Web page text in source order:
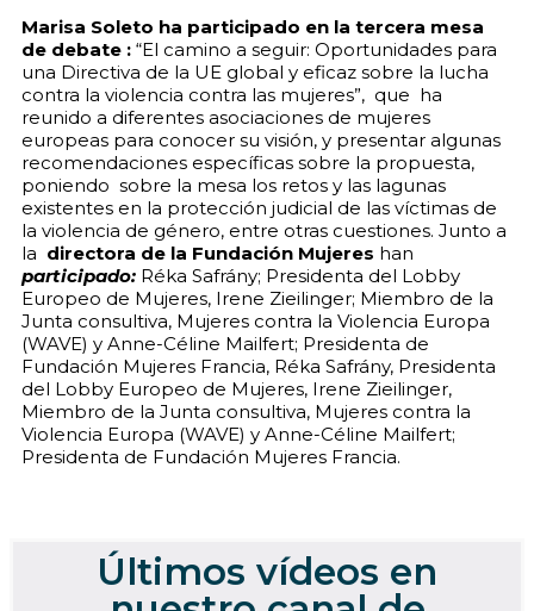
Marisa Soleto ha participado en la tercera mesa
de debate : “El camino a seguir: Oportunidades para
una Directiva de la UE global y eficaz sobre la lucha
contra la violencia contra las mujeres”, que ha
reunido a diferentes asociaciones de mujeres
europeas para conocer su visión, y presentar algunas
recomendaciones específicas sobre la propuesta,
poniendo sobre la mesa los retos y las lagunas
existentes en la protección judicial de las víctimas de
la violencia de género, entre otras cuestiones. Junto a
la directora de la Fundación Mujeres han
participado: Réka Safrány; Presidenta del Lobby
Europeo de Mujeres, Irene Zieilinger; Miembro de la
Junta consultiva, Mujeres contra la Violencia Europa
(WAVE) y Anne-Céline Mailfert; Presidenta de
Fundación Mujeres Francia, Réka Safrány, Presidenta
del Lobby Europeo de Mujeres, Irene Zieilinger,
Miembro de la Junta consultiva, Mujeres contra la
Violencia Europa (WAVE) y Anne-Céline Mailfert;
Presidenta de Fundación Mujeres Francia.
Últimos vídeos en